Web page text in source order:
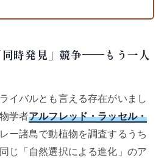
時発見」競争——もう一人
イバルとも言える存在がいまし
学者アルフレッド・ラッセル・
ー諸島で動植物を調査するうち
じ「自然選択による進化」のア